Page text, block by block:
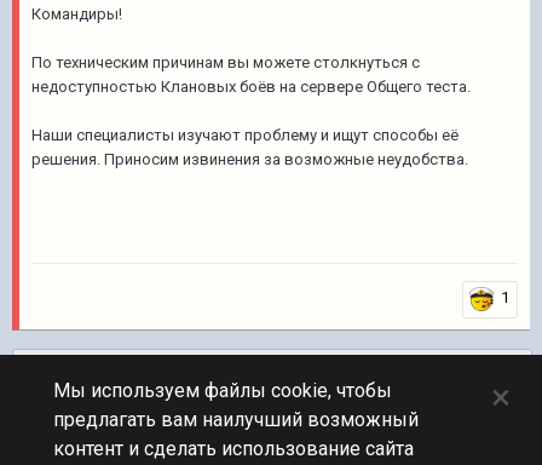
Командиры!
По техническим причинам вы можете столкнуться с
недоступностью Клановых боёв на сервере Общего теста.
Наши специалисты изучают проблему и ищут способы её
решения. Приносим извинения за возможные неудобства.
1
ПЕРЕЙТИ К СПИСКУ ТЕМ
Объявления
Мы используем файлы cookie, чтобы
предлагать вам наилучший возможный
контент и сделать использование сайта
×